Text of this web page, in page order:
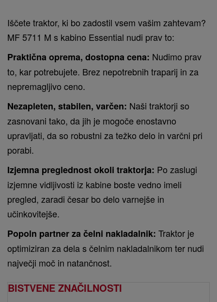
Iščete traktor, ki bo zadostil vsem vašim zahtevam?
MF 5711 M s kabino Essential nudi prav to:
Praktična oprema, dostopna cena: Nudimo prav
to, kar potrebujete. Brez nepotrebnih traparij in za
nepremagljivo ceno.
Nezapleten, stabilen, varčen: Naši traktorji so
zasnovani tako, da jih je mogoče enostavno
upravljati, da so robustni za težko delo in varčni pri
porabi.
Izjemna preglednost okoli traktorja: Po zaslugi
izjemne vidljivosti iz kabine boste vedno imeli
pregled, zaradi česar bo delo varnejše in
učinkovitejše.
Popoln partner za čelni nakladalnik: Traktor je
optimiziran za dela s čelnim nakladalnikom ter nudi
največji moč in natančnost.
BISTVENE ZNAČILNOSTI